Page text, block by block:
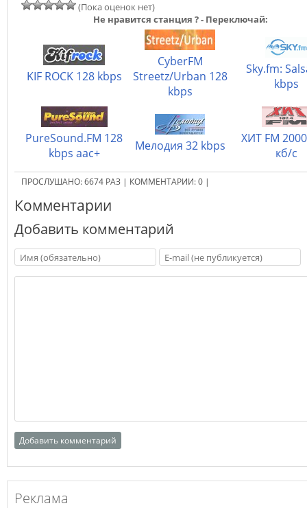
(Пока оценок нет)
Не нравится станция ? - Переключай:
KIF ROCK 128 kbps
CyberFM
Streetz/Urban 128
kbps
Sky.fm:
kbps
PureSound.FM 128
kbps aac+
Мелодия 32 kbps
ХИТ FM
кб/с
ПРОСЛУШАНО:6674 РАЗ | КОММЕНТАРИИ:0 |
Комментарии
Добавить комментарий
Реклама